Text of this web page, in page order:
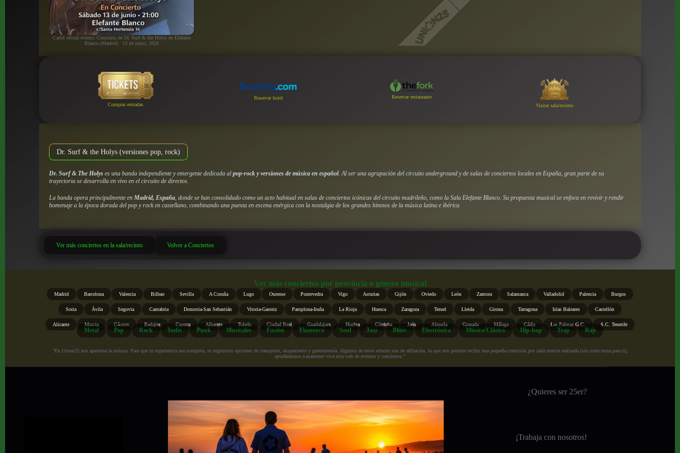
Cartel oficial evento: Concierto de Dr. Surf & the Holys en Elefante
Blanco (Madrid) · 13 de junio, 2026
Comprar entradas
Reservar hotel
Reservar restaurante
Visitar sala/recinto
Dr. Surf & the Holys (versiones pop, rock)
Dr. Surf & The Holys es una banda independiente y emergente dedicada alpop-rock y versiones de música en español. Al ser una agrupación del circuito underground y de salas de conciertos locales en España, gran parte de su
trayectoria se desarrolla en vivo en el circuito de directos.
La banda opera principalmente en Madrid, España , donde se han consolidado como un acto habitual en salas de conciertos icónicas del circuito madrileño, como la Sala Elefante Blanco. Su propuesta musical se enfoca en revivir y rendir
homenaje a la época dorada del pop y rock en castellano, combinando una puesta en escena enérgica con la nostalgia de los grandes himnos de la música latina e ibérica
Ver más conciertos en la sala/recinto Volver a Conciertos
Ver más conciertos por provincia o género musical
Madrid Barcelona Valencia Bilbao Sevilla A Coruña Lugo Ourense Pontevedra Vigo Asturias Gijón Oviedo León Zamora Salamanca Valladolid Palencia Burgos
Soria Ávila Segovia Cantabria Donostia-San Sebastián Vitoria-Gasteiz Pamplona-Iruña La Rioja Huesca Zaragoza Teruel Lleida Girona Tarragona Islas Baleares Castellón
Alicante Murcia Cáceres Badajoz Cuenca Albacete Toledo Ciudad Real Guadalajara Huelva Córdoba Jaén Almería Granada Málaga Cádiz Las Palmas G.C. S.C. Tenerife
Metal Pop Rock Indie Punk Musicales Fusión Flamenco Soul Jazz Blues Electrónica Música Clásica Hip-hop Trap Rap
“En Union25 nos apasiona la música. Para que tu experiencia sea completa, te sugerimos opciones de transporte, alojamiento y gastronomía. Algunos de estos enlaces son de afiliación, lo que nos permite recibir una pequeña comisión por cada reserva realizada (sin coste extra para ti),
ayudándonos a mantener viva esta web de eventos y conciertos.”
¿Quieres ser 25er?
¡Trabaja con nosotros!